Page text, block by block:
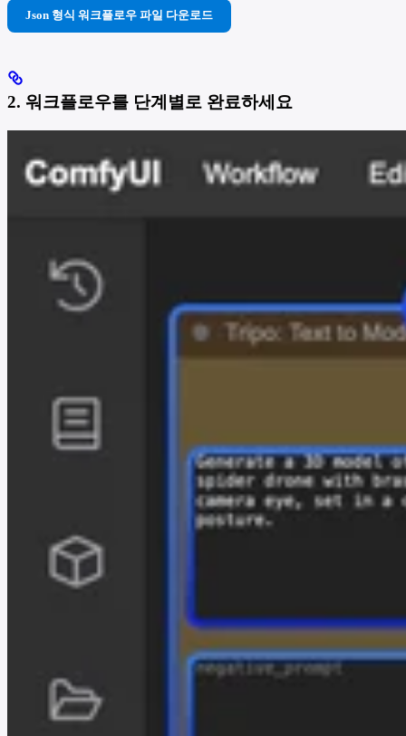
Json 형식 워크플로우 파일 다운로드
2. 워크플로우를 단계별로 완료하세요